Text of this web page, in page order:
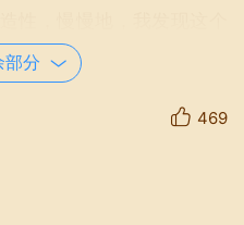
执拗，然而，对于外人的
慢改变。他给我看大班毕
的节奏，跟着别人后面依
部分
469